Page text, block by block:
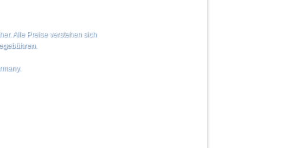
Alle Preise verstehen sich
.